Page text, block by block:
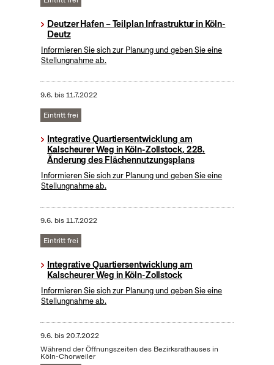
Deutzer Hafen – Teilplan Infrastruktur in Köln-
Deutz
Informieren Sie sich zur Planung und geben Sie eine
Stellungnahme ab.
9.6. bis11.7.2022
Eintritt frei
Integrative Quartiersentwicklung am
Kalscheurer Weg in Köln-Zollstock, 228.
Änderung des Flächennutzungsplans
Informieren Sie sich zur Planung und geben Sie eine
Stellungnahme ab.
9.6. bis11.7.2022
Eintritt frei
Integrative Quartiersentwicklung am
Kalscheurer Weg in Köln-Zollstock
Informieren Sie sich zur Planung und geben Sie eine
Stellungnahme ab.
9.6. bis20.7.2022
Während der Öffnungszeiten des Bezirksrathauses in
Köln-Chorweiler